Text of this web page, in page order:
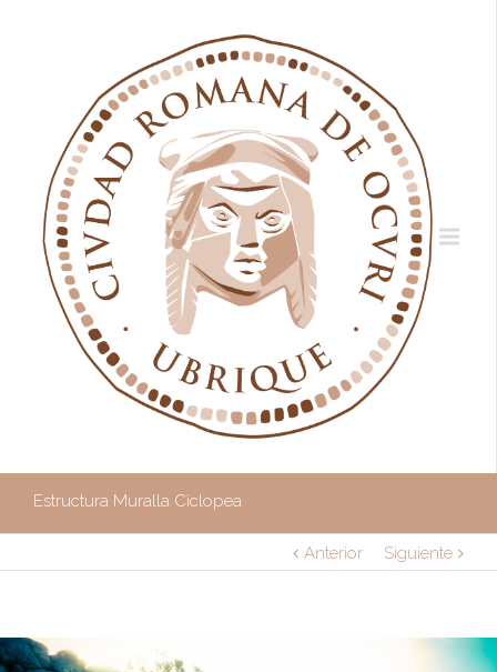
Estructura Muralla Ciclopea
Anterior Siguiente